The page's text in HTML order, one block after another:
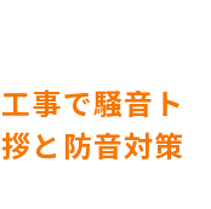
事で騒音ト
と防音対策